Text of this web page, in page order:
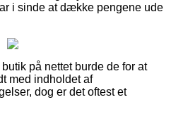
i sinde at dække pengene ude
på nettet burde de for at
med indholdet af
dog er det oftest et